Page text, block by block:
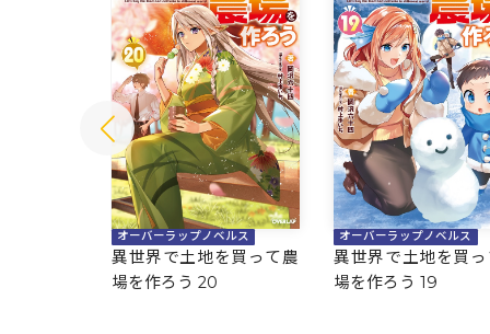
オーバーラップノベルス
異世界で土地を買って農
場を作ろう 20
オーバーラップノベルス
異世界で土地を買
場を作ろう 19